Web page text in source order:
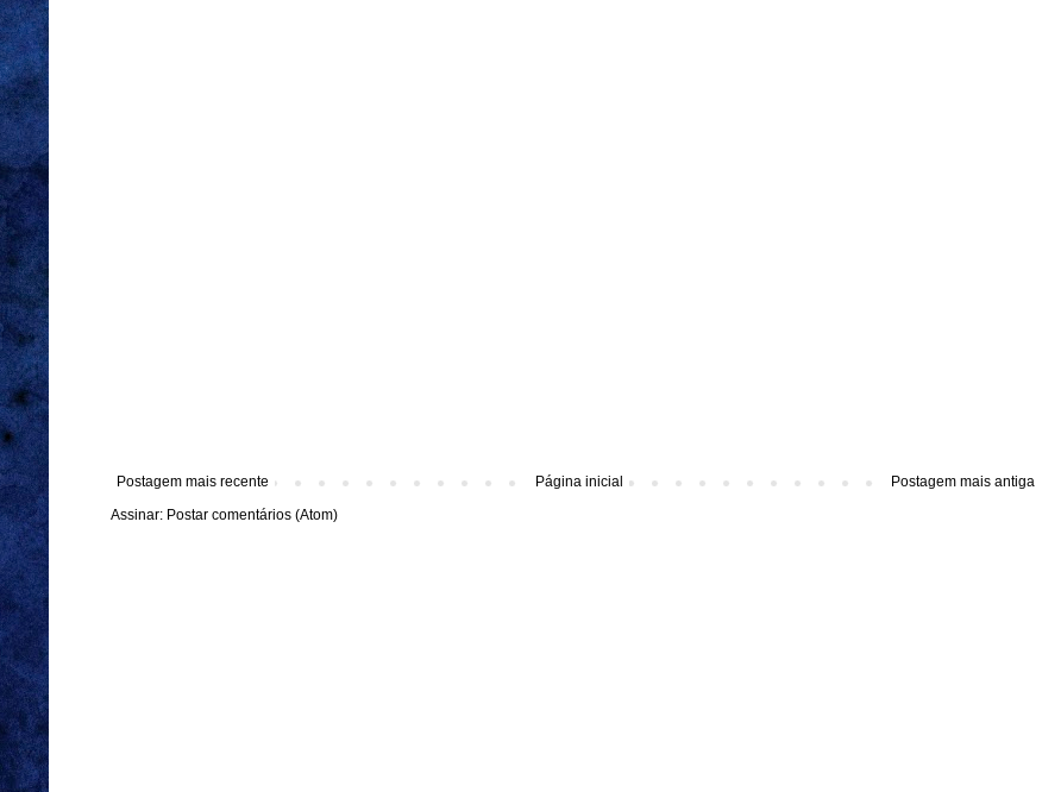
Postagem mais recente Postagem mais antiga
Página inicial
Assinar: Postar comentários (Atom)